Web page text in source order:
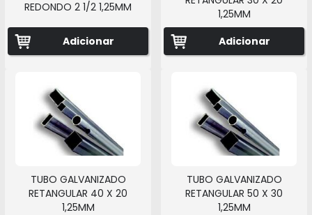
REDONDO 2 1/2 1,25MM
Adicionar
1,25MM
Adicionar
TUBO GALVANIZADO
RETANGULAR 40 X 20
1,25MM
TUBO GALVANIZADO
RETANGULAR 50 X 30
1,25MM